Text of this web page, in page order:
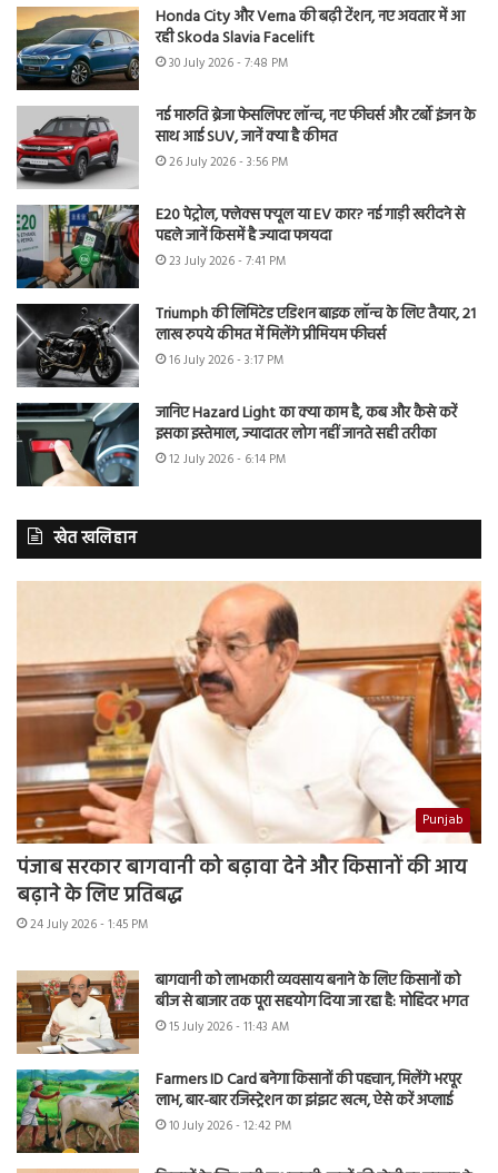
Honda City और Verna की बढ़ी टेंशन, नए अवतार में आ
रही Skoda Slavia Facelift
30 July 2026 - 7:48 PM
नई मारुति ब्रेजा फेसलिफ्ट लॉन्च, नए फीचर्स और टर्बो इंजन के
साथ आई SUV, जानें क्या है कीमत
26 July 2026 - 3:56 PM
E20 पेट्रोल, फ्लेक्स फ्यूल या EV कार? नई गाड़ी खरीदने से
पहले जानें किसमें है ज्यादा फायदा
23 July 2026 - 7:41 PM
Triumph की लिमिटेड एडिशन बाइक लॉन्च के लिए तैयार, 21
लाख रुपये कीमत में मिलेंगे प्रीमियम फीचर्स
16 July 2026 - 3:17 PM
जानिए Hazard Light का क्या काम है, कब और कैसे करें
इसका इस्तेमाल, ज्यादातर लोग नहीं जानते सही तरीका
12 July 2026 - 6:14 PM
खेत खलिहान
Punjab
पंजाब सरकार बागवानी को बढ़ावा देने और किसानों की आय
बढ़ाने के लिए प्रतिबद्ध
24 July 2026 - 1:45 PM
बागवानी को लाभकारी व्यवसाय बनाने के लिए किसानों को
बीज से बाजार तक पूरा सहयोग दिया जा रहा है: मोहिंदर भगत
15 July 2026 - 11:43 AM
Farmers ID Card बनेगा किसानों की पहचान, मिलेंगे भरपूर
लाभ, बार-बार रजिस्ट्रेशन का झंझट खत्म, ऐसे करें अप्लाई
10 July 2026 - 12:42 PM